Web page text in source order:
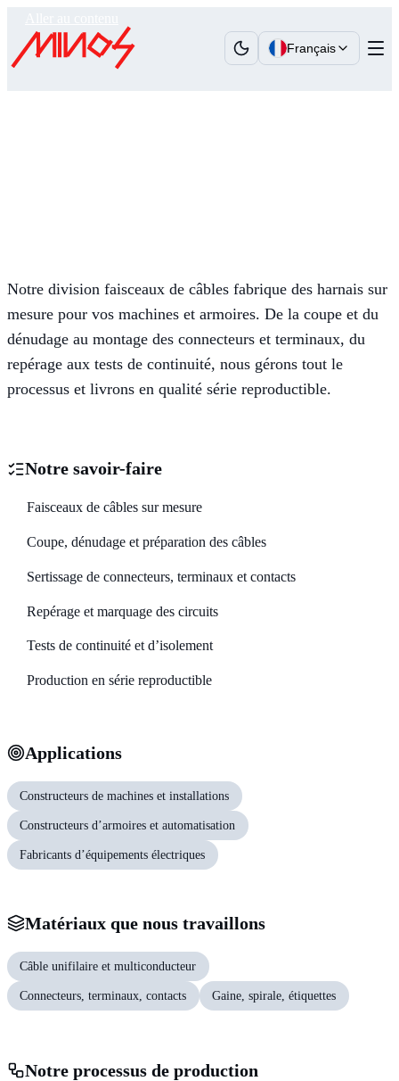
Français
Notre division faisceaux de câbles fabrique des harnais sur
mesure pour vos machines et armoires. De la coupe et du
dénudage au montage des connecteurs et terminaux, du
repérage aux tests de continuité, nous gérons tout le
processus et livrons en qualité série reproductible.
Notre savoir-faire
Faisceaux de câbles sur mesure
Coupe, dénudage et préparation des câbles
Sertissage de connecteurs, terminaux et contacts
Repérage et marquage des circuits
Tests de continuité et d’isolement
Production en série reproductible
Applications
Constructeurs de machines et installations
Constructeurs d’armoires et automatisation
Fabricants d’équipements électriques
Matériaux que nous travaillons
Câble unifilaire et multiconducteur
Connecteurs, terminaux, contacts Gaine, spirale, étiquettes
Notre processus de production